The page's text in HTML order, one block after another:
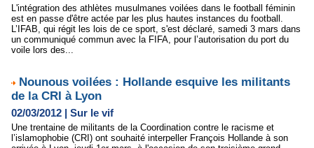
L'intégration des athlètes musulmanes voilées dans le football féminin
est en passe d'être actée par les plus hautes instances du football.
L’IFAB, qui régit les lois de ce sport, s'est déclaré, samedi 3 mars dans
un communiqué commun avec la FIFA, pour l’autorisation du port du
voile lors des...
Nounous voilées : Hollande esquive les militants
de la CRI à Lyon
02/03/2012 | Sur le vif
Une trentaine de militants de la Coordination contre le racisme et
l’islamophobie (CRI) ont souhaité interpeller François Hollande à son